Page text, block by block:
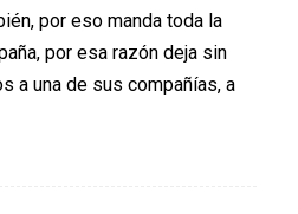
por eso manda toda la
por esa razón deja sin
a una de sus compañías, a